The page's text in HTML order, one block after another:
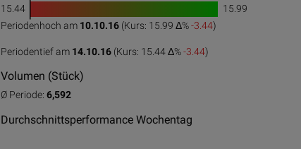
15.44
1
50 100
15.99
Periodenhoch am 10.10.16 (Kurs: 15.99 Δ%-3.44)
Periodentief am 14.10.16 (Kurs: 15.44 Δ%-3.44)
Volumen (Stück)
Ø Periode:6,592
Durchschnittsperformance Wochentag